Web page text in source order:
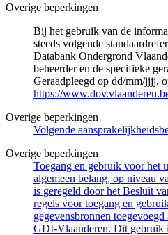
Overige beperkingen
Bij het gebruik van de
steeds volgende
Databank Ondergrond
beheerder en de specifieke
Geraadpleegd op dd/mm/jjjj,
https://
Overige beperkingen
Volgende
Overige beperkingen
Toegang en gebruik voor het
algemeen belang, op niveau
is geregeld door het Besluit
regels voor toegang en
gegevensbronnen
GDI-Vlaanderen. Dit gebruik